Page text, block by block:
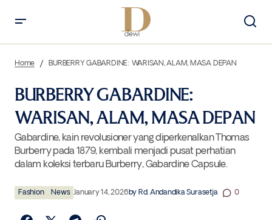
Home BURBERRY GABARDINE: WARISAN, ALAM, MASA DEPAN
BURBERRY GABARDINE:
WARISAN, ALAM, MASA DEPAN
Gabardine, kain revolusioner yang diperkenalkan Thomas
Burberry pada 1879, kembali menjadi pusat perhatian
dalam koleksi terbaru Burberry, Gabardine Capsule.
Fashion News January 14, 2026by Rd. Andandika Surasetja 0